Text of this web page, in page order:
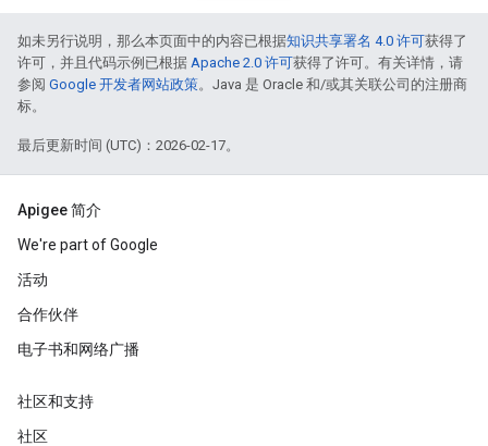
如未另行说明，那么本页面中的内容已根据知识共享署名 4.0 许可获得了
许可，并且代码示例已根据 Apache 2.0 许可获得了许可。有关详情，请
参阅 Google 开发者网站政策。Java 是 Oracle 和/或其关联公司的注册商
标。
最后更新时间 (UTC)：2026-02-17。
Apigee 简介
We're part of Google
活动
合作伙伴
电子书和网络广播
社区和支持
社区